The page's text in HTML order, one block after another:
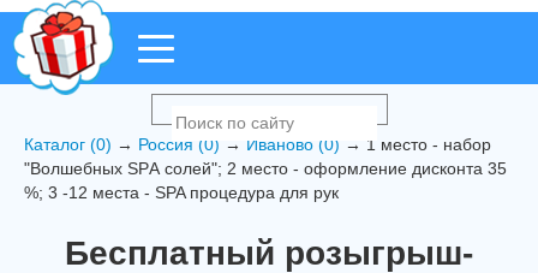
Каталог (0) → Россия (0) → Иваново (0) → 1 место - набор
"Волшебных SPА солей"; 2 место - оформление дисконта 35
%; 3 -12 места - SPA процедура для рук
Бесплатный розыгрыш-